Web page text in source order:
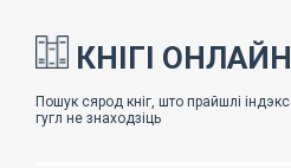
КНІГІ ОНЛАЙН